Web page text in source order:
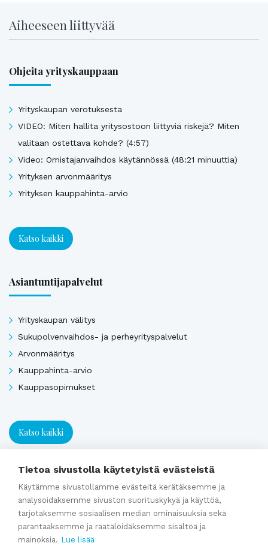
Aiheeseen liittyvää
Ohjeita yrityskauppaan
Yrityskaupan verotuksesta
VIDEO: Miten hallita yritysostoon liittyviä riskejä? Miten
valitaan ostettava kohde? (4:57)
Video: Omistajanvaihdos käytännössä (48:21 minuuttia)
Yrityksen arvonmääritys
Yrityksen kauppahinta-arvio
Katso kaikki
Asiantuntijapalvelut
Yrityskaupan välitys
Sukupolvenvaihdos- ja perheyrityspalvelut
Arvonmääritys
Kauppahinta-arvio
Kauppasopimukset
Katso kaikki
Ajankohtaista
Webinaaritallenne: Onko yrityksesi myyntikunnossa? Näin
valmistaudut yrityskauppaan ajoissa
Tietoa sivustolla käytetyistä evästeistä
Käytämme sivustollamme evästeitä kerätäksemme ja
analysoidaksemme sivuston suorituskykyä ja käyttöä,
tarjotaksemme sosiaalisen median ominaisuuksia sekä
parantaaksemme ja räätälöidäksemme sisältöä ja
mainoksia. Lue lisää